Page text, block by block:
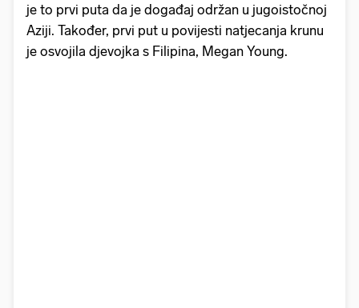
je to prvi puta da je događaj održan u jugoistočnoj
Aziji. Također, prvi put u povijesti natjecanja krunu
je osvojila djevojka s Filipina, Megan Young.